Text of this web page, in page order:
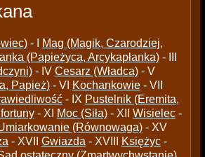
- I
Mag (Magik, Czarodziej,
(Papieżyca, Arcykapłanka)- III
- IV Cesarz (Władca)- V
Papież)- VI Kochankowie- VII
- IX Pustelnik (Eremita,
fortuny- XI Moc (Siła)- XII Wisielec-
(Równowaga)- XV
- XVII Gwiazda - XVIII Księżyc-